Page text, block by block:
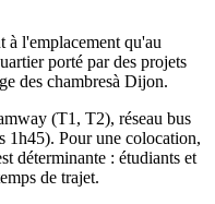
à l'emplacement qu'au
porté par des projets
des chambresà Dijon.
(T1, T2), réseau bus
1h45). Pour une colocation,
déterminante : étudiants et
de trajet.